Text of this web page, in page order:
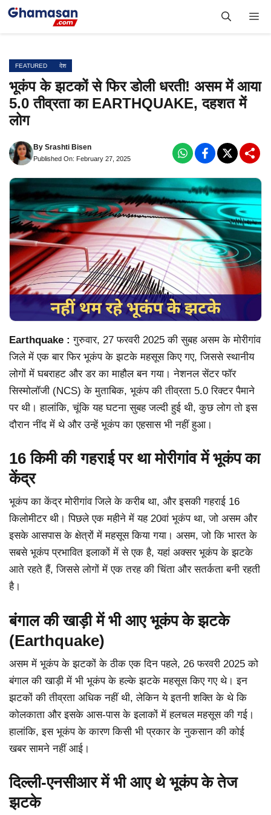
Skip
FEATURED देश
भूकंप के झटकों से फिर डोली धरती! असम में आया
5.0 तीव्रता का EARTHQUAKE, दहशत में
लोग
By Srashti Bisen
Published On: February 27, 2025
Earthquake : गुरुवार, 27 फरवरी 2025 की सुबह असम के मोरीगांव
जिले में एक बार फिर भूकंप के झटके महसूस किए गए, जिससे स्थानीय
लोगों में घबराहट और डर का माहौल बन गया। नेशनल सेंटर फॉर
सिस्मोलॉजी (NCS) के मुताबिक, भूकंप की तीव्रता 5.0 रिक्टर पैमाने
पर थी। हालांकि, चूंकि यह घटना सुबह जल्दी हुई थी, कुछ लोग तो इस
दौरान नींद में थे और उन्हें भूकंप का एहसास भी नहीं हुआ।
16 किमी की गहराई पर था मोरीगांव में भूकंप का
केंद्र
भूकंप का केंद्र मोरीगांव जिले के करीब था, और इसकी गहराई 16
किलोमीटर थी। पिछले एक महीने में यह 20वां भूकंप था, जो असम और
इसके आसपास के क्षेत्रों में महसूस किया गया। असम, जो कि भारत के
सबसे भूकंप प्रभावित इलाकों में से एक है, यहां अक्सर भूकंप के झटके
आते रहते हैं, जिससे लोगों में एक तरह की चिंता और सतर्कता बनी रहती
है।
बंगाल की खाड़ी में भी आए भूकंप के झटके
(Earthquake)
असम में भूकंप के झटकों के ठीक एक दिन पहले, 26 फरवरी 2025 को
बंगाल की खाड़ी में भी भूकंप के हल्के झटके महसूस किए गए थे। इन
झटकों की तीव्रता अधिक नहीं थी, लेकिन ये इतनी शक्ति के थे कि
कोलकाता और इसके आस-पास के इलाकों में हलचल महसूस की गई।
हालांकि, इस भूकंप के कारण किसी भी प्रकार के नुकसान की कोई
खबर सामने नहीं आई।
दिल्ली-एनसीआर में भी आए थे भूकंप के तेज
झटके